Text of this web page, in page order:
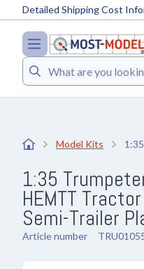
Detailed Shipping Cost
Search
Model Kits
1:35
HEMTT
Semi-Trailer
Article number